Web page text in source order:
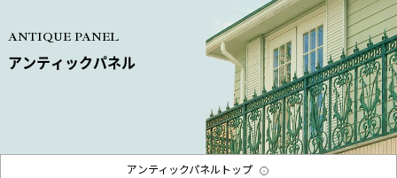
ANTIQUE PANEL
アンティックパネル
アンティックパネルトップ